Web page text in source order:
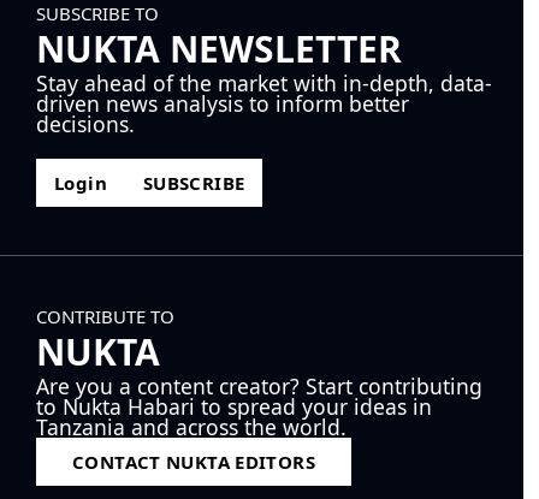
SUBSCRIBE TO
NUKTA NEWSLETTER
Stay ahead of the market with in-depth, data-
driven news analysis to inform better
decisions.
Login SUBSCRIBE
CONTRIBUTE TO
NUKTA
Are you a content creator? Start contributing
to Nukta Habari to spread your ideas in
Tanzania and across the world.
CONTACT NUKTA EDITORS